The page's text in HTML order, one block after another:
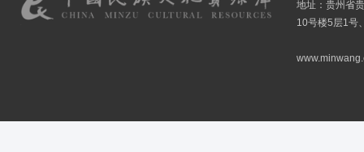
地址：贵州省
10号楼5层1号